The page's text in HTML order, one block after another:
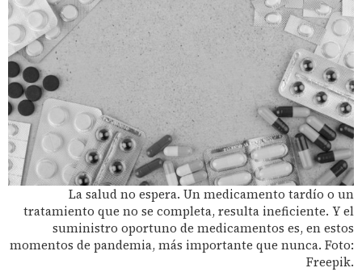
La salud no espera. Un medicamento tardío o un
tratamiento que no se completa, resulta ineficiente. Y el
suministro oportuno de medicamentos es, en estos
momentos de pandemia, más importante que nunca. Foto:
Freepik.